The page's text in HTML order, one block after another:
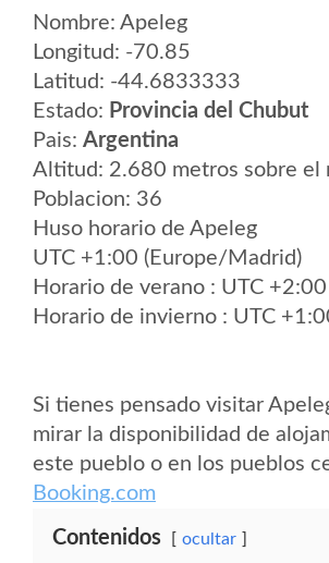
Nombre: Apeleg
Longitud: -70.85
Latitud: -44.6833333
Estado: Provincia del Chubut
Pais: Argentina
Altitud: 2.680 metros sobre el
Poblacion: 36
Huso horario de Apeleg
UTC +1:00 (Europe/Madrid)
Horario de verano : UTC +2:00
Horario de invierno : UTC
Si tienes pensado visitar
mirar la disponibilidad de
este pueblo o en los pueblos
Booking.com
Contenidos ocultar